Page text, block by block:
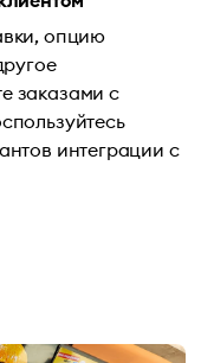
опцию
заказами с
интеграции с